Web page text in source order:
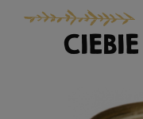
CIEBIE